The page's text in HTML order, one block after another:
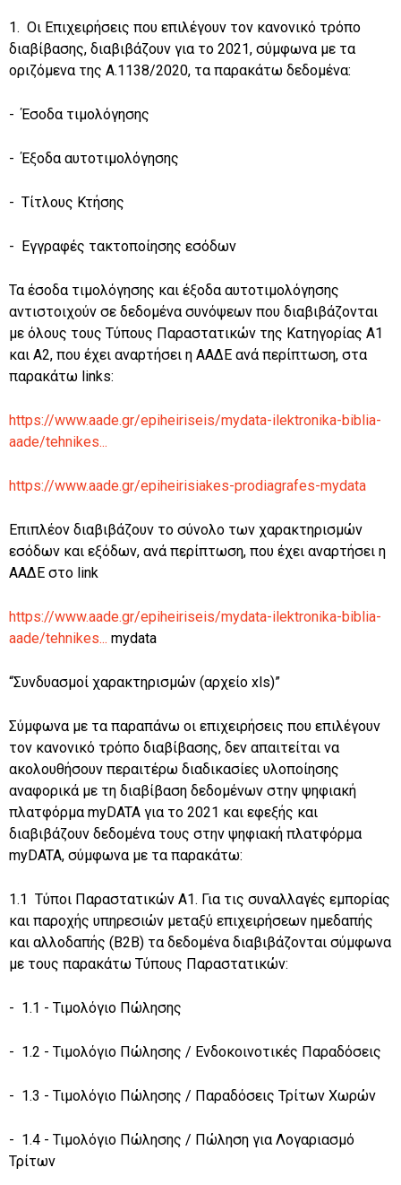
1. Οι Επιχειρήσεις που επιλέγουν τον κανονικό τρόπο
διαβίβασης, διαβιβάζουν για το 2021, σύμφωνα με τα
οριζόμενα της Α.1138/2020, τα παρακάτω δεδομένα:
- Έσοδα τιμολόγησης
- Έξοδα αυτοτιμολόγησης
- Τίτλους Κτήσης
- Εγγραφές τακτοποίησης εσόδων
Τα έσοδα τιμολόγησης και έξοδα αυτοτιμολόγησης
αντιστοιχούν σε δεδομένα συνόψεων που διαβιβάζονται
με όλους τους Τύπους Παραστατικών της Κατηγορίας Α1
και Α2, που έχει αναρτήσει η ΑΑΔΕ ανά περίπτωση, στα
παρακάτω links:
https://www.aade.gr/epiheiriseis/mydata-ilektronika-biblia-
aade/tehnikes...
https://www.aade.gr/epiheirisiakes-prodiagrafes-mydata
Επιπλέον διαβιβάζουν το σύνολο των χαρακτηρισμών
εσόδων και εξόδων, ανά περίπτωση, που έχει αναρτήσει η
ΑΑΔΕ στο link
https://www.aade.gr/epiheiriseis/mydata-ilektronika-biblia-
aade/tehnikes... mydata
“Συνδυασμοί χαρακτηρισμών (αρχείο xls)”
Σύμφωνα με τα παραπάνω οι επιχειρήσεις που επιλέγουν
τον κανονικό τρόπο διαβίβασης, δεν απαιτείται να
ακολουθήσουν περαιτέρω διαδικασίες υλοποίησης
αναφορικά με τη διαβίβαση δεδομένων στην ψηφιακή
πλατφόρμα myDATA για το 2021 και εφεξής και
διαβιβάζουν δεδομένα τους στην ψηφιακή πλατφόρμα
myDATA, σύμφωνα με τα παρακάτω:
1.1 Τύποι Παραστατικών Α1. Για τις συναλλαγές εμπορίας
και παροχής υπηρεσιών μεταξύ επιχειρήσεων ημεδαπής
και αλλοδαπής (B2B) τα δεδομένα διαβιβάζονται σύμφωνα
με τους παρακάτω Τύπους Παραστατικών:
- 1.1 - Τιμολόγιο Πώλησης
- 1.2 - Τιμολόγιο Πώλησης / Ενδοκοινοτικές Παραδόσεις
- 1.3 - Τιμολόγιο Πώλησης / Παραδόσεις Τρίτων Χωρών
- 1.4 - Τιμολόγιο Πώλησης / Πώληση για Λογαριασμό
Τρίτων